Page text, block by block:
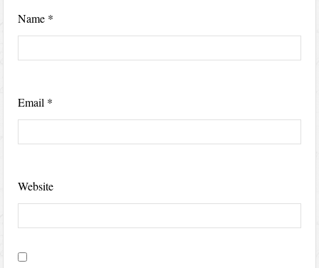
Name *
Email *
Website